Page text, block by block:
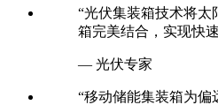
“光伏集装箱技术将太
箱完美结合，实现快
— 光伏专家
“移动储能集装箱为